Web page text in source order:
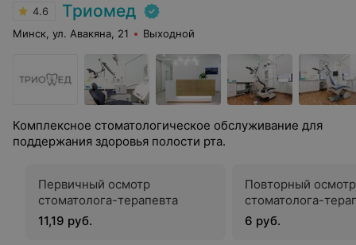
4.6 Триомед
Минск, ул. Авакяна, 21 Выходной
Комплексное стоматологическое обслуживание для
поддержания здоровья полости рта.
Первичный осмотр
стоматолога-терапевта
11,19 руб.
Повторный осмотр
стоматолога-
6 руб.